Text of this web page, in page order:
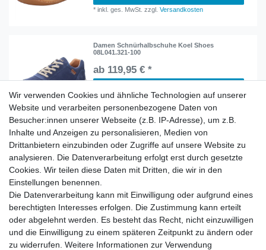
*inkl. ges. MwSt. zzgl.Versandkosten
Damen Schnürhalbschuhe Koel Shoes
08L041.321-100
ab 119,95 € *
Damen Schnürhalbschuhe Koel Shoes
08L041.101-801
ab 119,95 € *
*inkl. ges. MwSt.zzgl. Versandkosten
Damen Schnürhalbschuhe Koel Shoes
25L024.301-850
Wir verwenden Cookies und ähnliche Technologien auf unserer
Website und verarbeiten personenbezogene Daten von
Besucher:innen unserer Webseite (z.B. IP-Adresse), um z.B.
Inhalte und Anzeigen zu personalisieren, Medien von
Drittanbietern einzubinden oder Zugriffe auf unsere Website zu
analysieren. Die Datenverarbeitung erfolgt erst durch gesetzte
Cookies. Wir teilen diese Daten mit Dritten, die wir in den
Einstellungen benennen.
Die Datenverarbeitung kann mit Einwilligung oder aufgrund eines
berechtigten Interesses erfolgen. Die Zustimmung kann erteilt
oder abgelehnt werden. Es besteht das Recht, nicht einzuwilligen
und die Einwilligung zu einem späteren Zeitpunkt zu ändern oder
zu widerrufen. Weitere Informationen zur Verwendung